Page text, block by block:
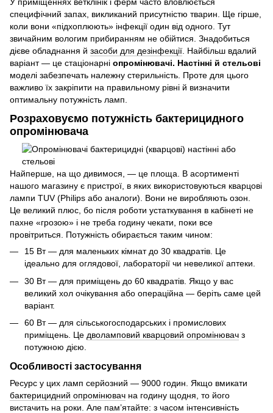
специфічний запах, викликаний присутністю тварин. Ще гірше,
коли вони «підхоплюють» інфекції один від одного. Тут
звичайним вологим прибиранням не обійтися. Знадобиться
дієве обладнання й засоби для дезінфекції . Найбільш вдалий
варіант — це стаціонарні опромінювачі. Настінні й стельові
моделі забезпечать належну стерильність. Проте для цього
важливо їх закріпити на правильному рівні й визначити
оптимальну потужність ламп.
Розраховуємо потужність бактерицидного
опромінювача
Найперше, на що дивимося, — це площа. В асортименті
нашого магазину є пристрої, в яких використовуються кварцові
лампи TUV (Philips або аналоги). Вони не виробляють озон.
Це великий плюс, бо після роботи устаткування в кабінеті не
пахне «грозою» і не треба годину чекати, поки все
провітриться. Потужність обирається таким чином:
15 Вт — для маленьких кімнат до 30 квадратів. Це
ідеально для оглядової, лабораторії чи невеликої аптеки.
30 Вт — для приміщень до 60 квадратів. Якщо у вас
великий хол очікування або операційна — беріть саме цей
варіант.
60 Вт — для сільськогосподарських і промислових
приміщень. Це дволамповий кварцовий опромінювач з
потужною дією.
Особливості застосування
Ресурс у цих ламп серйозний — 9000 годин. Якщо вмикати
бактерицидний опромінювач на годину щодня, то його
вистачить на роки. Але пам’ятайте: з часом інтенсивність